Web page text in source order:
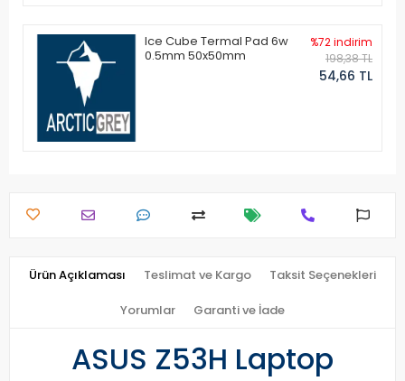
Ice Cube Termal Pad 6w
0.5mm 50x50mm
%72 indirim
198,38 TL
54,66 TL
Ürün Açıklaması Teslimat ve Kargo Taksit Seçenekleri
Yorumlar Garanti ve İade
ASUS Z53H Laptop